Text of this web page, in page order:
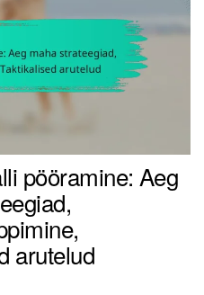
pööramine: Aeg
arutelud